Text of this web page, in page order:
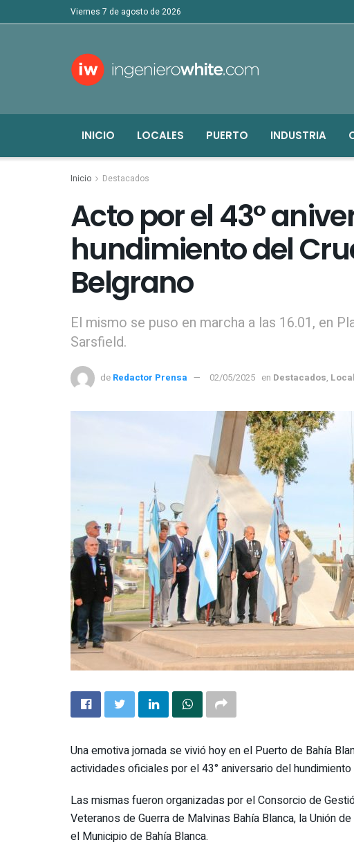
viernes 7 de agosto de 2026
INICIO LOCALES PUERTO INDUSTRIA
Inicio Destacados
Acto por el 43°
hundimiento del
Belgrano
El mismo se puso en marcha a las 16.01, en
Sarsfield.
de Redactor Prensa 02/05/2025 en Destacados,
Una emotiva jornada se vivió hoy en el Puerto de Bahía
actividades oficiales por el 43° aniversario del
Las mismas fueron organizadas por el Consorcio de
Veteranos de Guerra de Malvinas Bahía Blanca, la Unión
el Municipio de Bahía Blanca.